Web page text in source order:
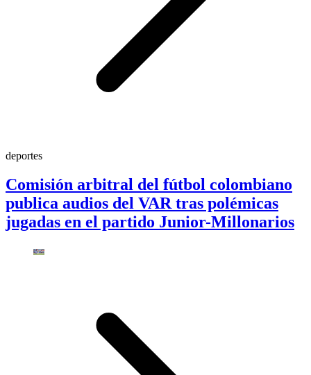
deportes
Comisión arbitral del fútbol colombiano
publica audios del VAR tras polémicas
jugadas en el partido Junior-Millonarios